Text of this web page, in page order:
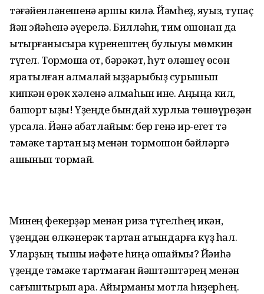
тәғәйенләнешенә ҡаршы килә. Йәмһеҙ, яуыз, тупаҫ
йән эйәһенә әүерелә. Билләһи, тим ошонан да
ытырғанысыраҡ күренештең булыуы мөмкин
түгел. Тормошҡа ҡот, бәрәкәт, һут өләшеү өсөн
яратылған алмалай ҡыҙҙарыбыҙ сурышып
кипкән өрөк хәленә ҡалмаһын ине. Аңыңа кил,
башҡорт ҡыҙы! Үҙеңде бындай хурлыҡҡа төшөүрөҙән
ҡурсала. Йәнә ҡабатлайым: бер генә ир-егет тә
тәмәке тартҡан ҡыҙ менән тормошон бәйләргә
ашҡынып тормай.
Минең фекерҙәр менән риза түгелһең икән,
үҙеңдән өлкәнерәк тартҡан ҡатындарға күҙ һал.
Уларҙың тышҡы ҡиәфәте һиңә оҡшаймы? Йәиһә
үҙеңде тәмәке тартмаған йәштәштәрең менән
сағыштырып ҡара. Айырманы мотлаҡ һиҙерһең.